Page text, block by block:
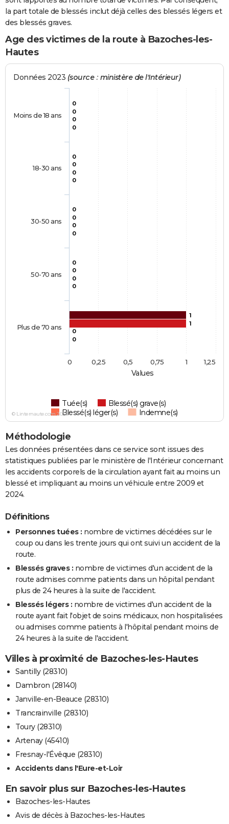
la part totale de blessés inclut déjà celles des blessés légers et
des blessés graves.
Age des victimes de la route à Bazoches-les-
Hautes
Values
Données 2023 (source : ministère de l'Intérieur)
0
0
0
0
1
0
0
0
0
1
0
0
0
0
0
0
0
0
0
0
Tuée(s)
Blessé(s) grave(s)
Blessé(s) léger(s)
Indemne(s)
Moins de 18 ans
18-30 ans
30-50 ans
50-70 ans
Plus de 70 ans
0 1
0,25 0,5 0,75 1,25
© Linternaute.com 2026
Méthodologie
Les données présentées dans ce service sont issues des
statistiques publiées par le ministère de l'Intérieur concernant
les accidents corporels de la circulation ayant fait au moins un
blessé et impliquant au moins un véhicule entre 2009 et
2024.
Définitions
Personnes tuées : nombre de victimes décédées sur le
coup ou dans les trente jours qui ont suivi un accident de la
route.
Blessés graves : nombre de victimes d'un accident de la
route admises comme patients dans un hôpital pendant
plus de 24 heures à la suite de l'accident.
Blessés légers : nombre de victimes d'un accident de la
route ayant fait l'objet de soins médicaux, non hospitalisées
ou admises comme patients à l'hôpital pendant moins de
24 heures à la suite de l'accident.
Villes à proximité de Bazoches-les-Hautes
Santilly (28310)
Dambron (28140)
Janville-en-Beauce (28310)
Trancrainville (28310)
Toury (28310)
Artenay (45410)
Fresnay-l'Évêque (28310)
Accidents dans l'Eure-et-Loir
En savoir plus sur Bazoches-les-Hautes
Bazoches-les-Hautes
Avis de décès à Bazoches-les-Hautes